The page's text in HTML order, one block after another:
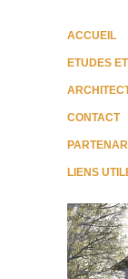
ACCUEIL
ETUDES
CONTACT
LIENS